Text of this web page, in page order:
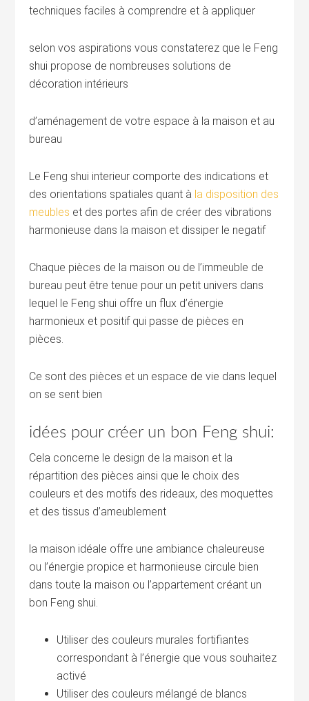
techniques faciles à comprendre et à appliquer
selon vos aspirations vous constaterez que le Feng
shui propose de nombreuses solutions de
décoration intérieurs
d’aménagement de votre espace à la maison et au
bureau
Le Feng shui interieur comporte des indications et
des orientations spatiales quant à la disposition des
meubles et des portes afin de créer des vibrations
harmonieuse dans la maison et dissiper le negatif
Chaque pièces de la maison ou de l’immeuble de
bureau peut être tenue pour un petit univers dans
lequel le Feng shui offre un flux d’énergie
harmonieux et positif qui passe de pièces en
pièces.
Ce sont des pièces et un espace de vie dans lequel
on se sent bien
idées pour créer un bon Feng shui:
Cela concerne le design de la maison et la
répartition des pièces ainsi que le choix des
couleurs et des motifs des rideaux, des moquettes
et des tissus d’ameublement
la maison idéale offre une ambiance chaleureuse
ou l’énergie propice et harmonieuse circule bien
dans toute la maison ou l’appartement créant un
bon Feng shui.
Utiliser des couleurs murales fortifiantes
correspondant à l’énergie que vous souhaitez
activé
Utiliser des couleurs mélangé de blancs